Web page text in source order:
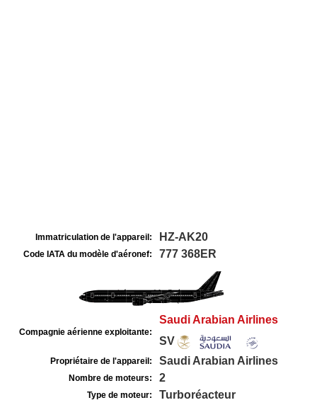
Immatriculation de l'appareil: HZ-AK20
Code IATA du modèle d'aéronef: 777 368ER
Compagnie aérienne exploitante:
Saudi Arabian Airlines
SV
Propriétaire de l'appareil: Saudi Arabian Airlines
Nombre de moteurs: 2
Type de moteur: Turboréacteur